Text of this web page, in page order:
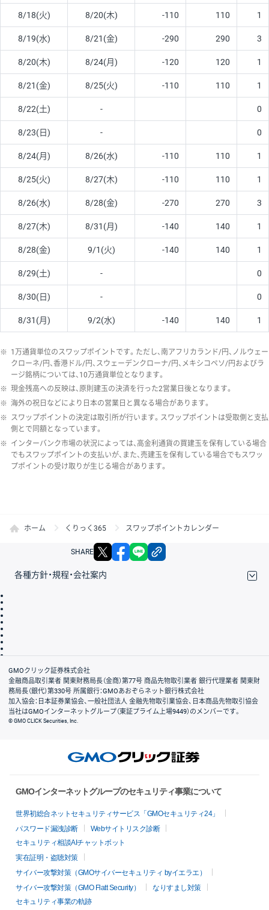
8/18(火) 8/20(木) -110 110 1
8/19(水) 8/21(金) -290 290 3
8/20(木) 8/24(月) -120 120 1
8/21(金) 8/25(火) -110 110 1
8/22(土) - 0
8/23(日) - 0
8/24(月) 8/26(水) -110 110 1
8/25(火) 8/27(木) -110 110 1
8/26(水) 8/28(金) -270 270 3
8/27(木) 8/31(月) -140 140 1
8/28(金) 9/1(火) -140 140 1
8/29(土) - 0
8/30(日) - 0
8/31(月) 9/2(水) -140 140 1
※ 1万通貨単位のスワップポイントです。ただし、南アフリカランド/円、ノルウェー
クローネ/円、香港ドル/円、スウェーデンクローナ/円、メキシコペソ/円およびラ
ージ銘柄については、10万通貨単位となります。
※ 現金残高への反映は、原則建玉の決済を行った2営業日後となります。
※ 海外の祝日などにより日本の営業日と異なる場合があります。
※ スワップポイントの決定は取引所が行います。スワップポイントは受取側と支払
側とで同額となっています。
※ インターバンク市場の状況によっては、高金利通貨の買建玉を保有している場合
でもスワップポイントの支払いが、また、売建玉を保有している場合でもスワッ
プポイントの受け取りが生じる場合があります。
ホーム くりっく365 スワップポイントカレンダー
SHARE X facebook
各種方針・規程・会社案内
会社案内
GMOクリック証券株式会社
金融商品取引業者 関東財務局長（金商）第77号 商品先物取引業者 銀行代理業者 関東財
務局長（銀代）第330号 所属銀行：GMOあおぞらネット銀行株式会社
加入協会：日本証券業協会、一般社団法人 金融先物取引業協会、日本商品先物取引協会
当社はGMOインターネットグループ（東証プライム上場9449）のメンバーです。
© GMO CLICK Securities, Inc.
GMOインターネットグループのセキュリティ事業について
世界初総合ネットセキュリティサービス「GMOセキュリティ24」
パスワード漏洩診断
Webサイトリスク診断
セキュリティ相談AIチャットボット
実在証明・盗聴対策
サイバー攻撃対策（GMOサイバーセキュリティ byイエラエ）
サイバー攻撃対策（GMO Flatt Security）
なりすまし対策
セキュリティ事業の軌跡